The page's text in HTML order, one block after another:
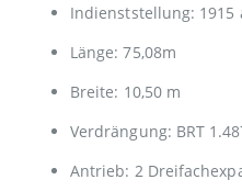
Indienststellung: 1915
Länge: 75,08m
Breite: 10,50 m
Verdrängung: BRT
Antrieb: 2